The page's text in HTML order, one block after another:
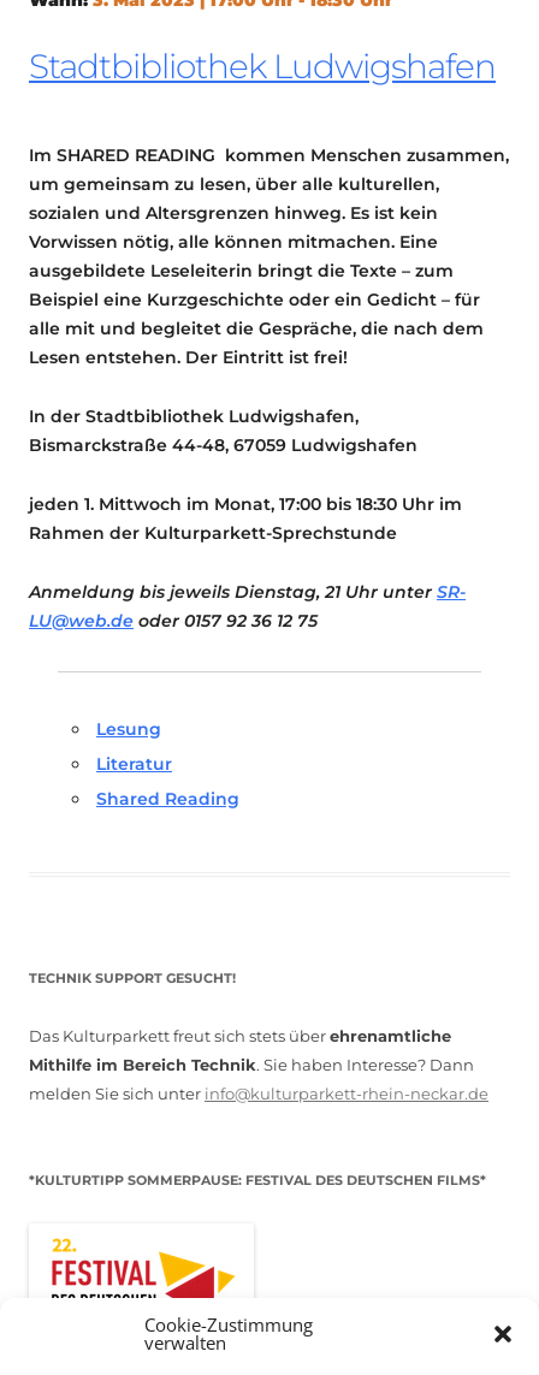
Cookie-Zustimmung
verwalten
Stadtbibliothek Ludwigshafen
Im SHARED READING kommen Menschen zusammen,
um gemeinsam zu lesen, über alle kulturellen,
sozialen und Altersgrenzen hinweg. Es ist kein
Vorwissen nötig, alle können mitmachen. Eine
ausgebildete Leseleiterin bringt die Texte – zum
Beispiel eine Kurzgeschichte oder ein Gedicht – für
alle mit und begleitet die Gespräche, die nach dem
Lesen entstehen. Der Eintritt ist frei!
In der Stadtbibliothek Ludwigshafen,
Bismarckstraße 44-48, 67059 Ludwigshafen
jeden 1. Mittwoch im Monat, 17:00 bis 18:30 Uhr im
Rahmen der Kulturparkett-Sprechstunde
Anmeldung bis jeweils Dienstag, 21 Uhr unter SR-
LU@web.de oder 0157 92 36 12 75
Lesung
Literatur
Shared Reading
TECHNIK SUPPORT GESUCHT!
Das Kulturparkett freut sich stets überehrenamtliche
Mithilfe im Bereich Technik. Sie haben Interesse? Dann
melden Sie sich unter info@kulturparkett-rhein-neckar.de
*KULTURTIPP SOMMERPAUSE: FESTIVAL DES DEUTSCHEN FILMS*